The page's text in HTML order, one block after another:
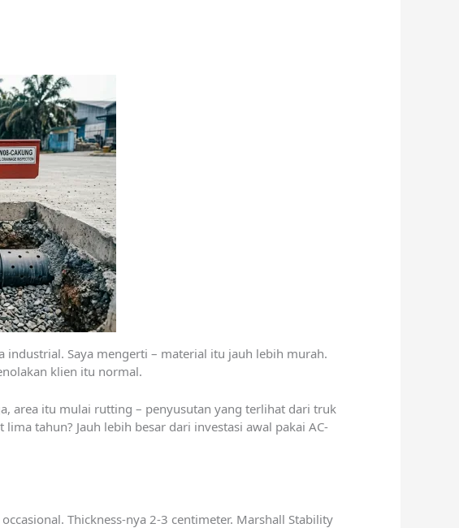
Saya mengerti – material itu jauh lebih murah.
klien itu normal.
area itu mulai rutting – penyusutan yang terlihat dari truk
tahun? Jauh lebih besar dari investasi awal pakai AC-
Thickness-nya 2-3 centimeter. Marshall Stability